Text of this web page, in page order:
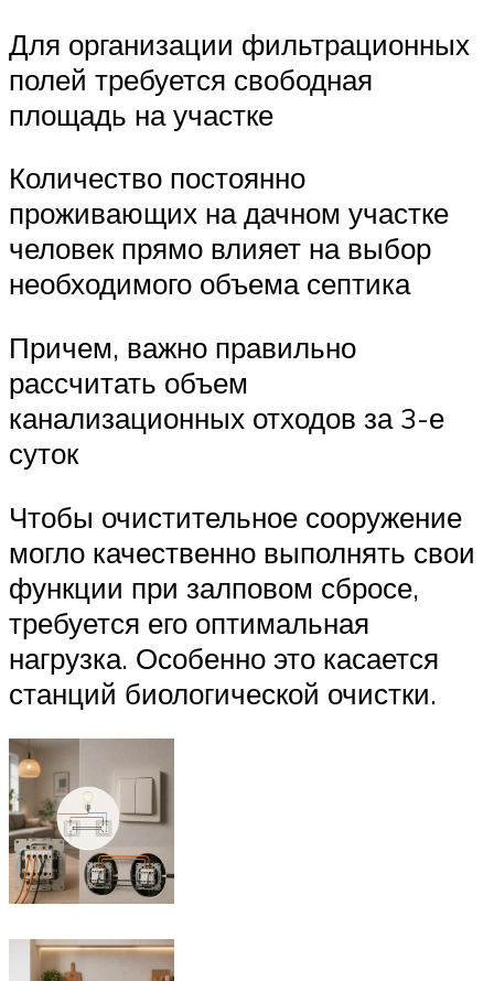
Для организации фильтрационных
полей требуется свободная
площадь на участке
Количество постоянно
проживающих на дачном участке
человек прямо влияет на выбор
необходимого объема септика
Причем, важно правильно
рассчитать объем
канализационных отходов за 3-е
суток
Чтобы очистительное сооружение
могло качественно выполнять свои
функции при залповом сбросе,
требуется его оптимальная
нагрузка. Особенно это касается
станций биологической очистки.